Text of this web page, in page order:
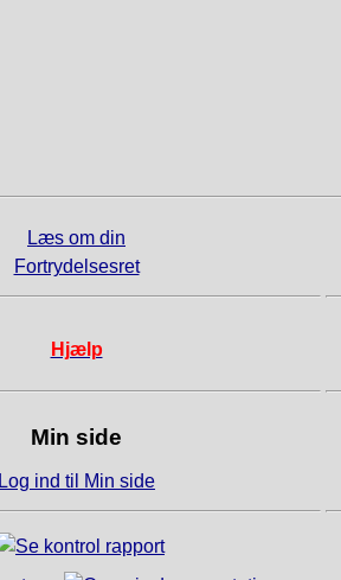
Læs om din
Fortrydelsesret
Hjælp
Min side
Log ind til Min side